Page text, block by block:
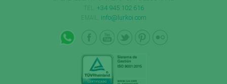
+34 945 102 616
info@lurkoi.com